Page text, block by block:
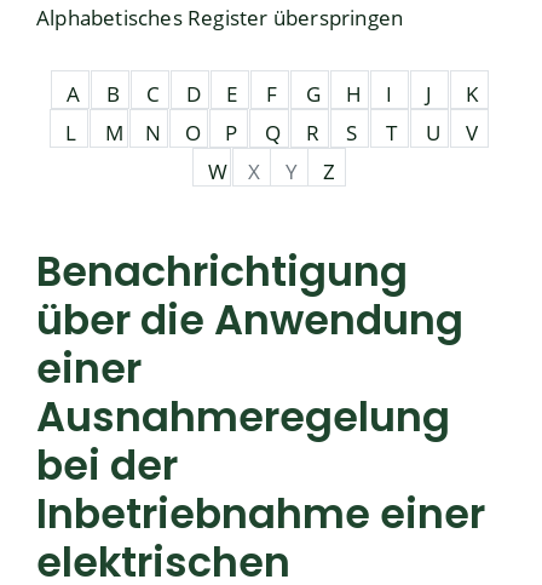
Alphabetisches Register überspringen
A B C D E F G H I J
K
L
M N O P Q R S T U
V
W
X Y Z
Benachrichtigung
über die Anwendung
einer
Ausnahmeregelung
bei der
Inbetriebnahme einer
elektrischen